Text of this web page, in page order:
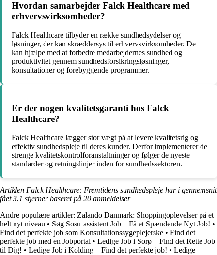
Hvordan samarbejder Falck Healthcare med
erhvervsvirksomheder?
Falck Healthcare tilbyder en række sundhedsydelser og
løsninger, der kan skræddersys til erhvervsvirksomheder. De
kan hjælpe med at forbedre medarbejdernes sundhed og
produktivitet gennem sundhedsforsikringsløsninger,
konsultationer og forebyggende programmer.
Er der nogen kvalitetsgaranti hos Falck
Healthcare?
Falck Healthcare lægger stor vægt på at levere kvalitetsrig og
effektiv sundhedspleje til deres kunder. Derfor implementerer de
strenge kvalitetskontrolforanstaltninger og følger de nyeste
standarder og retningslinjer inden for sundhedssektoren.
Artiklen Falck Healthcare: Fremtidens sundhedspleje har i gennemsnit
fået3.1 stjerner baseret på 20 anmeldelser
Andre populære artikler: Zalando Danmark: Shoppingoplevelser på et
helt nyt niveau • Søg Sosu-assistent Job – Få et Spændende Nyt Job! •
Find det perfekte job som Konsultationssygeplejerske • Find det
perfekte job med en Jobportal • Ledige Job i Sorø – Find det Rette Job
til Dig! • Ledige Job i Kolding – Find det perfekte job! • Ledige